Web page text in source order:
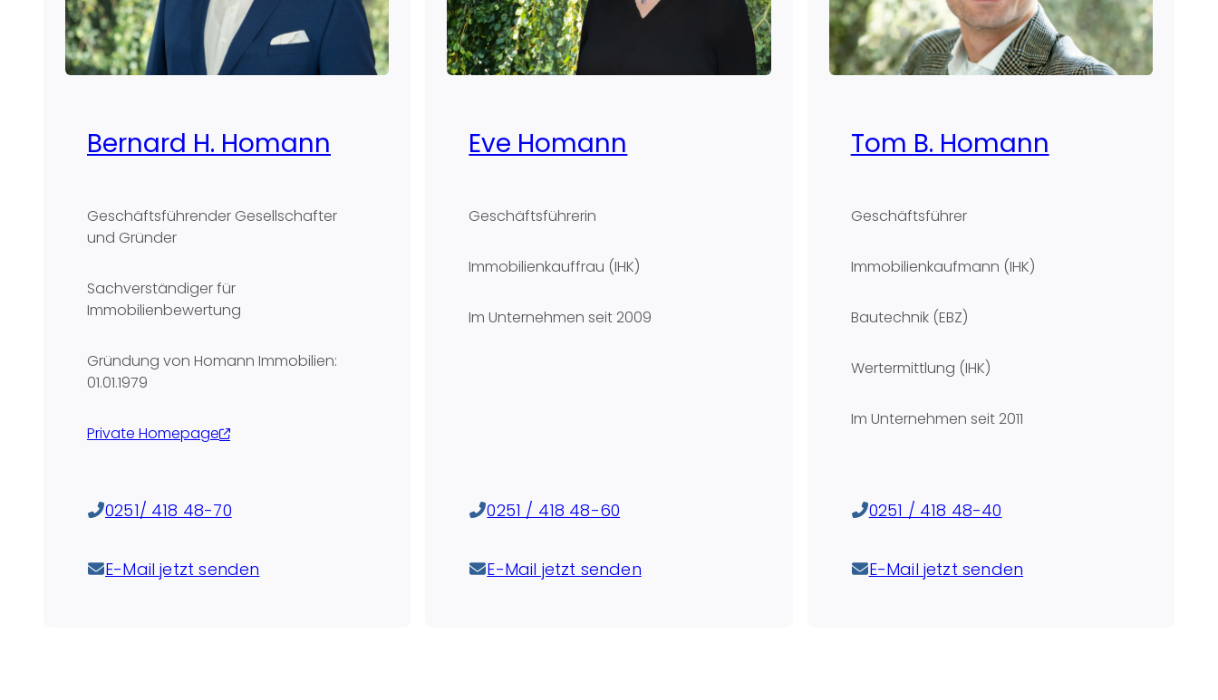
Bernard H. Homann
Geschäftsführender Gesellschafter
und Gründer
Sachverständiger für
Immobilienbewertung
Gründung von Homann Immobilien:
01.01.1979
Private Homepage
0251/ 418 48-70
E-Mail jetzt senden
Eve Homann
Geschäftsführerin
Immobilienkauffrau (IHK)
Im Unternehmen seit2009
0251 / 418 48-60
E-Mail jetzt senden
Tom B. Homann
Geschäftsführer
Immobilienkaufmann (IHK)
Bautechnik (EBZ)
Wertermittlung (IHK)
Im Unternehmen seit2011
0251 / 418 48-40
E-Mail jetzt senden